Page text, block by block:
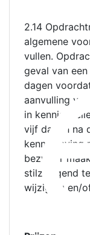
2.14
algemene
vullen.
geval van
dagen
aanvulling
in kennis
vijf dagen na
kennisgeving
bezwaar
stilzwijgend
wijziging en/